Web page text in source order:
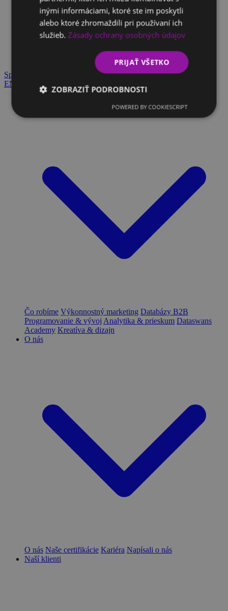
Klientský slovník
Strácate sa v odborných výrazoch a máte dotazy? Všetko
nájdete tu.
Spojme sa
EN
Čo robíme Výkonnostný marketing Databázy B2B
Programovanie & vývoj Analytika & prieskum Dataswans
Academy Kreatíva & dizajn
O nás
O nás Naše certifikácie Kariéra Napísali o nás
Naší klienti
inými informáciami, ktoré ste im poskytli
alebo ktoré zhromaždili pri používaní ich
služieb. Zásady ochrany osobných údajov
PRIJAŤ VŠETKO
ZOBRAZIŤ PODROBNOSTI
POWERED BY COOKIESCRIPT